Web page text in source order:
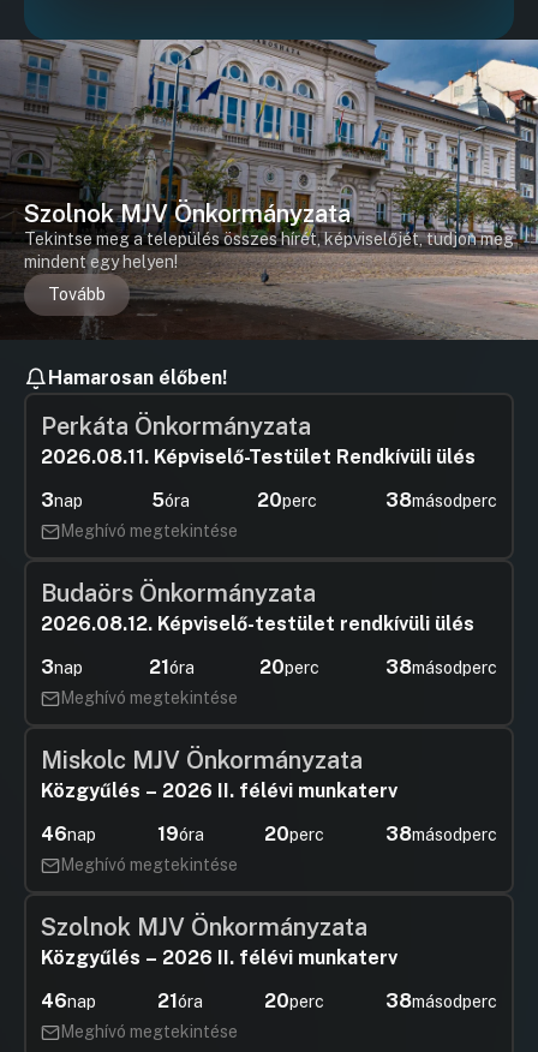
Szolnok MJV Önkormányzata
Tekintse meg a település összes hírét, képviselőjét, tudjon meg
mindent egy helyen!
Tovább
Hamarosan élőben!
Perkáta Önkormányzata
2026.08.11. Képviselő-Testület Rendkívüli ülés
3nap 5óra 20perc 37másodperc
Meghívó megtekintése
Budaörs Önkormányzata
2026.08.12. Képviselő-testület rendkívüli ülés
3nap 21óra 20perc 37másodperc
Meghívó megtekintése
Miskolc MJV Önkormányzata
Közgyűlés – 2026 II. félévi munkaterv
46nap 19óra 20perc 37másodperc
Meghívó megtekintése
Szolnok MJV Önkormányzata
Közgyűlés – 2026 II. félévi munkaterv
46nap 21óra 20perc 37másodperc
Meghívó megtekintése